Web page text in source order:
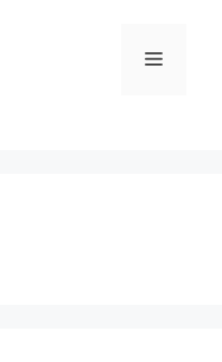
Menü